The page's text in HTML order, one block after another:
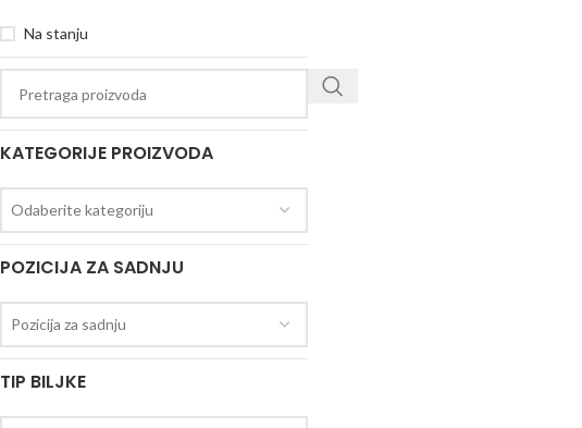
Na stanju
KATEGORIJE PROIZVODA
Odaberite kategoriju
POZICIJA ZA SADNJU
Pozicija za sadnju
TIP BILJKE